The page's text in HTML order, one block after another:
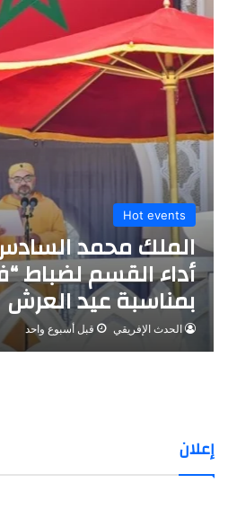
Hot events
الملك محمد
أداء القسم لضباط
بمناسبة عيد العرش
الحدث الإفريقي قبل أسبوع واحد
إعلان
أبناءها